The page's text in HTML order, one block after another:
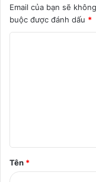
Email của bạn sẽ
buộc được đánh dấu *
ậ
n
Tên *